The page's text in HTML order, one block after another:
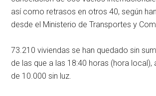
así como retrasos en otros 40, según
desde el Ministerio de Transportes y
73.210 viviendas se han quedado sin
de las que a las 18:40 horas (hora local),
de 10.000 sin luz.